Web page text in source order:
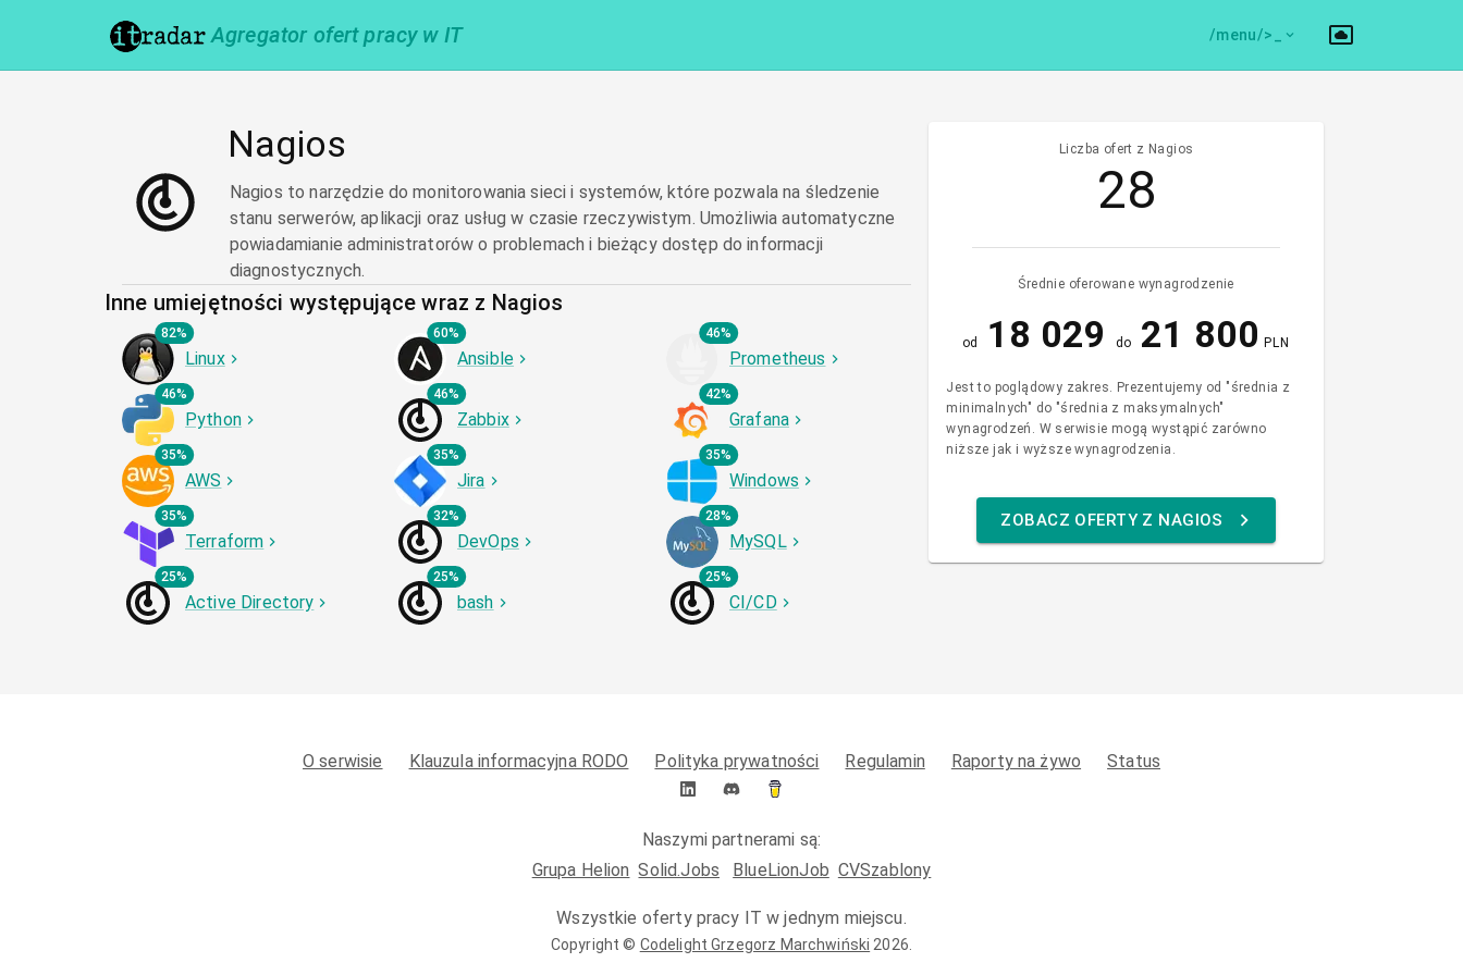
Agregator ofert pracy w IT /menu/>
Nagios
Nagios to narzędzie do monitorowania sieci i systemów, które pozwala na śledzenie
stanu serwerów, aplikacji oraz usług w czasie rzeczywistym. Umożliwia automatyczne
powiadamianie administratorów o problemach i bieżący dostęp do informacji
diagnostycznych.
Inne umiejętności występujące wraz z Nagios
82%
Linux
60%
Ansible
46%
Prometheus
46%
Python
46%
Zabbix
42%
Grafana
35%
AWS
35%
Jira
35%
Windows
35%
Terraform
32%
DevOps
28%
MySQL
25%
Active Directory
25%
bash
25%
CI/CD
Liczba ofert z Nagios
28
Średnie oferowane wynagrodzenie
od 18 029 do 21 800 PLN
Jest to poglądowy zakres. Prezentujemy od "średnia z
minimalnych" do "średnia z maksymalnych"
wynagrodzeń. W serwisie mogą wystąpić zarówno
niższe jak i wyższe wynagrodzenia.
ZOBACZ OFERTY Z NAGIOS
O serwisie Klauzula informacyjna RODO Polityka prywatności Regulamin Raporty na żywo Status
Naszymi partnerami są:
Grupa Helion Solid.Jobs BlueLionJob CVSzablony
Wszystkie oferty pracy IT w jednym miejscu.
Copyright © Codelight Grzegorz Marchwiński 2026